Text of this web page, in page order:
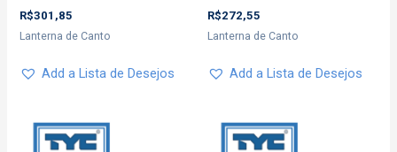
R$301,85
Lanterna de Canto
Add a Lista de Desejos
R$272,55
Lanterna de Canto
Add a Lista de Desejos